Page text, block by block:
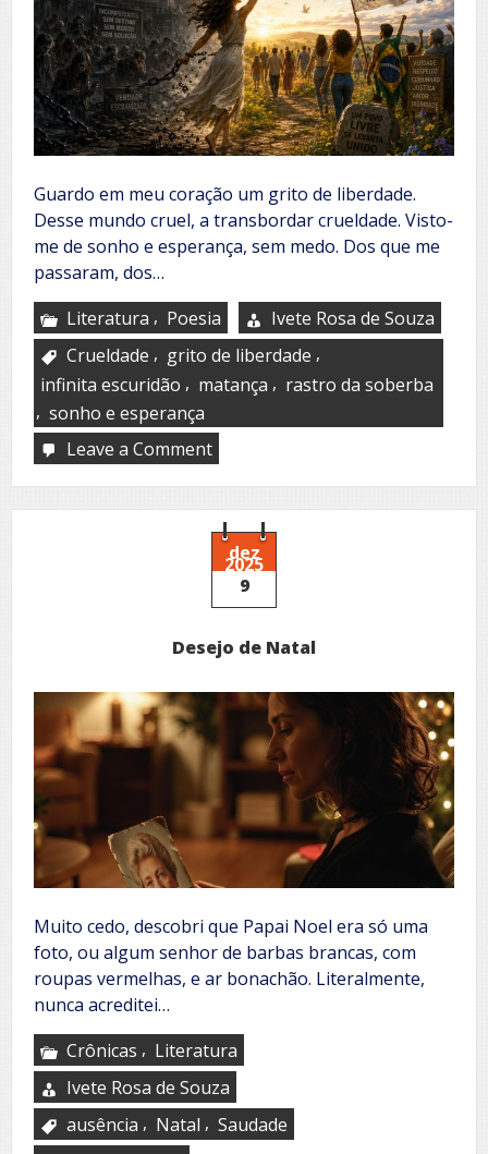
Guardo em meu coração um grito de liberdade.
Desse mundo cruel, a transbordar crueldade. Visto-
me de sonho e esperança, sem medo. Dos que me
passaram, dos…
Literatura , Poesia
Ivete Rosa de Souza
Crueldade , grito de liberdade ,
infinita escuridão , matança , rastro da soberba
, sonho e esperança
Leave a Commenton
dez
2025
9
Desejo de Natal
Muito cedo, descobri que Papai Noel era só uma
foto, ou algum senhor de barbas brancas, com
roupas vermelhas, e ar bonachão. Literalmente,
nunca acreditei…
Crônicas , Literatura
Ivete Rosa de Souza
ausência , Natal , Saudade